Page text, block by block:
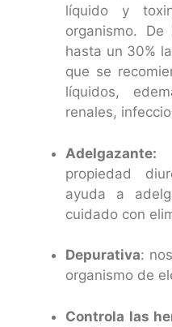
líquido y
organismo.
hasta un 30%
que se
líquidos,
renales,
Adelgazante:
propiedad
ayuda a
cuidado con
Depurativa:
organismo de
Controla las